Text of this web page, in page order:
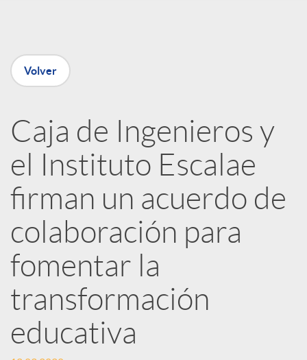
n
e
d
e
s
S
Volver
Caja de Ingenieros y
el Instituto Escalae
firman un acuerdo de
colaboración para
fomentar la
transformación
educativa